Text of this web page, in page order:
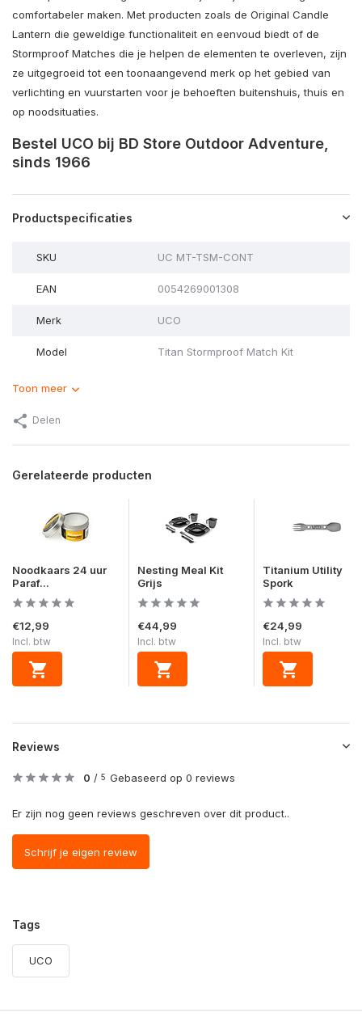
comfortabeler maken. Met producten zoals de Original Candle
Lantern die geweldige functionaliteit en eenvoud biedt of de
Stormproof Matches die je helpen de elementen te overleven, zijn
ze uitgegroeid tot een toonaangevend merk op het gebied van
verlichting en vuurstarten voor je behoeften buitenshuis, thuis en
op noodsituaties.
Bestel UCO bij BD Store Outdoor Adventure,
sinds 1966
Productspecificaties
SKU UC MT-TSM-CONT
EAN 0054269001308
Merk UCO
Model Titan Stormproof Match Kit
Toon meer
Delen
Gerelateerde producten
Noodkaars 24 uur
Paraf...
€12,99
Incl. btw
Nesting Meal Kit
Grijs
€44,99
Incl. btw
Titanium Utility
Spork
€24,99
Incl. btw
Reviews
0 / 5 Gebaseerd op 0 reviews
Er zijn nog geen reviews geschreven over dit product..
Schrijf je eigen review
Tags
UCO